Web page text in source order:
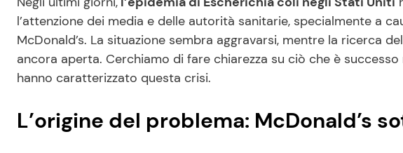
l’attenzione dei media e delle autorità sanitarie, specialmente a
McDonald’s. La situazione sembra aggravarsi, mentre la ricerca
ancora aperta. Cerchiamo di fare chiarezza su ciò che è
hanno caratterizzato questa crisi.
L’origine del problema: McDonald’s